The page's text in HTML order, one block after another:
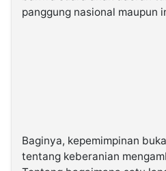
panggung nasional maupun
Baginya, kepemimpinan
tentang keberanian